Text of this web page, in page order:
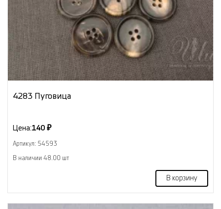
4283 Пуговица
Цена:140 ₽
Артикул: 54593
В наличии 48.00 шт
В корзину